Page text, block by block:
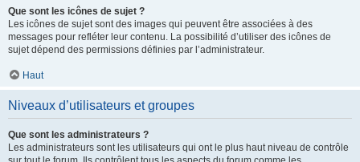
Que sont les icônes de sujet ?
Les icônes de sujet sont des images qui peuvent être associées à des
messages pour refléter leur contenu. La possibilité d’utiliser des icônes de
sujet dépend des permissions définies par l’administrateur.
Haut
Niveaux d’utilisateurs et groupes
Que sont les administrateurs ?
Les administrateurs sont les utilisateurs qui ont le plus haut niveau de contrôle